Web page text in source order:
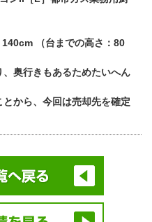
（台までの高さ：80
奥行きもあるためたいへん
から、今回は売却先を確定